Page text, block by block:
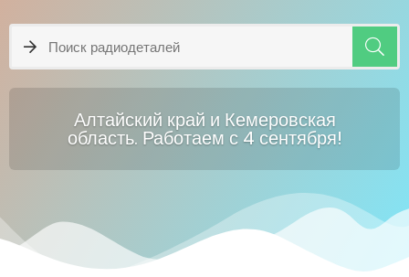
Алтайский край и Кемеровская
область. Работаем с 4 сентября!